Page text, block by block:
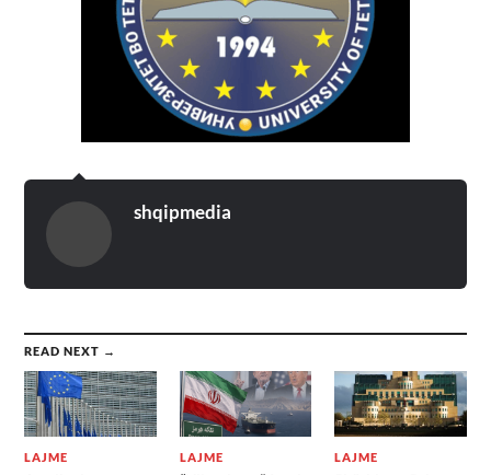
shqipmedia
READ NEXT →
LAJME LAJME LAJME